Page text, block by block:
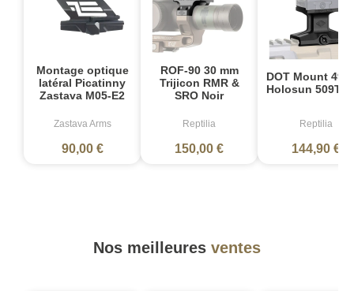
Montage optique
latéral Picatinny
Zastava M05-E2
Zastava Arms
90,00 €
ROF-90 30 mm
Trijicon RMR &
SRO Noir
Reptilia
150,00 €
DOT Mount 49
Holosun 509T
Reptilia
144,90 €
Nos meilleures ventes